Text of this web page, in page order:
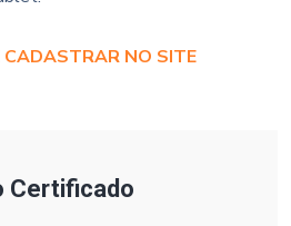
CADASTRAR NO SITE
Certificado